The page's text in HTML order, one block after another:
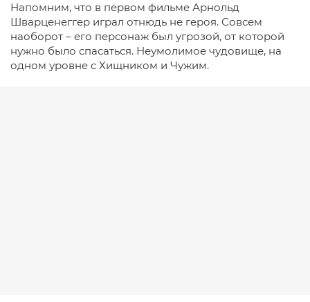
Напомним, что в первом фильме Арнольд
Шварценеггер играл отнюдь не героя. Совсем
наоборот – его персонаж был угрозой, от которой
нужно было спасаться. Неумолимое чудовище, на
одном уровне с Хищником и Чужим.